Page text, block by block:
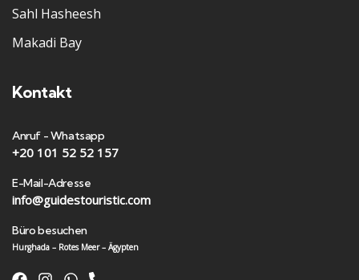
Sahl Hasheesh
Makadi Bay
Kontakt
Anruf - Whatsapp
+20 101 52 52 157
E-Mail-Adresse
info@guidestouristic.com
Büro besuchen
Hurghada – Rotes Meer – Ägypten